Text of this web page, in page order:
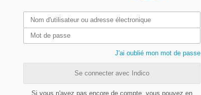
J'ai oublié mon mot de passe
Se connecter avec Indico
Si vous n'avez pas encore de compte, vous pouvez en